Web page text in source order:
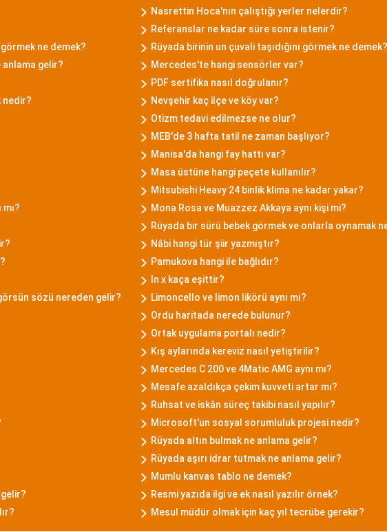
Nasrettin Hoca'nın çalıştığı yerler nelerdir?
Referanslar ne kadar süre sonra istenir?
ne demek?
Rüyada birinin un çuvali taşıdığını görmek ne demek?
anlama gelir?
Mercedes'te hangi sensörler var?
PDF sertifika nasıl doğrulanır?
nedir?
Nevşehir kaç ilçe ve köy var?
Otizm tedavi edilmezse ne olur?
MEB'de 3 hafta tatil ne zaman başlıyor?
Manisa'da hangi fay hattı var?
Masa üstüne hangi peçete kullanılır?
Mitsubishi Heavy 24 binlik klima ne kadar yakar?
Mona Rosa ve Muazzez Akkaya aynı kişi mi?
Rüyada bir sürü bebek görmek ve onlarla oynamak
Nâbi hangi tür şiir yazmıştır?
Pamukova hangi ile bağlıdır?
ln x kaça eşittir?
sözü nereden gelir?
Limoncello ve limon likörü aynı mı?
Ordu haritada nerede bulunur?
Ortak uygulama portalı nedir?
Kış aylarında kereviz nasıl yetiştirilir?
Mercedes C 200 ve 4Matic AMG aynı mı?
Mesafe azaldıkça çekim kuvveti artar mı?
Ruhsat ve iskân süreç takibi nasıl yapılır?
Microsoft'un sosyal sorumluluk projesi nedir?
Rüyada altın bulmak ne anlama gelir?
Rüyada aşırı idrar tutmak ne anlama gelir?
Mumlu kanvas tablo ne demek?
Resmi yazıda ilgi ve ek nasıl yazılır örnek?
Mesul müdür olmak için kaç yıl tecrübe gerekir?